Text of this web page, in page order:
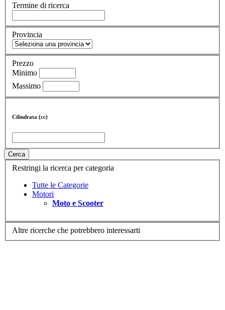
Termine di ricerca
Provincia
Prezzo
Minimo
Massimo
Cilindrata (cc)
Cerca
Restringi la ricerca per categoria
Tutte le Categorie
Motori
Moto e Scooter
Altre ricerche che potrebbero interessarti